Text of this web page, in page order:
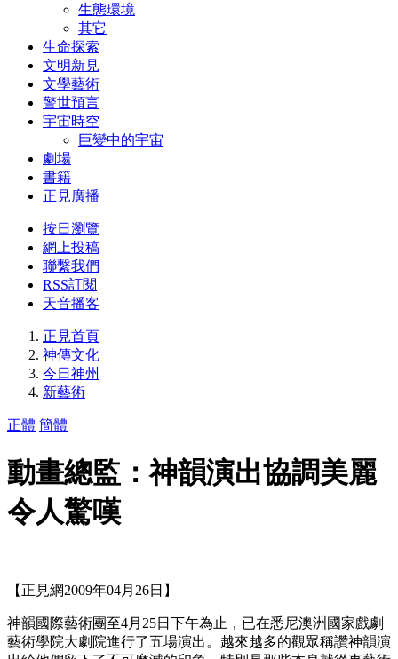
生態環境
其它
生命探索
文明新見
文學藝術
警世預言
宇宙時空
巨變中的宇宙
劇場
書籍
正見廣播
按日瀏覽
網上投稿
聯繫我們
RSS訂閱
天音播客
正見首頁
神傳文化
今日神州
新藝術
正體 簡體
動畫總監：神韻演出協調美麗
令人驚嘆
【正見網2009年04月26日】
神韻國際藝術團至4月25日下午為止，已在悉尼澳洲國家戲劇
藝術學院大劇院進行了五場演出。越來越多的觀眾稱讚神韻演